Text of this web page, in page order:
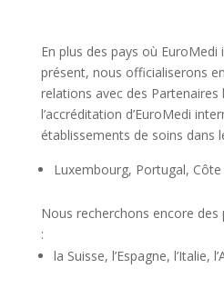
En plus des pays où
présent, nous officialiserons
relations avec des
l’accréditation d’EuroMedi
établissements de soins dans
Luxembourg, Portugal, Côte
Nous recherchons encore
:
la Suisse, l’Espagne, l’Italie,